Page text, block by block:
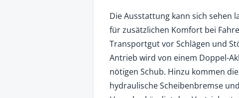
Die Ausstattung kann sich sehen
für zusätzlichen Komfort bei
Transportgut vor Schlägen und
Antrieb wird von einem Doppel-
nötigen Schub. Hinzu kommen
hydraulische Scheibenbremse